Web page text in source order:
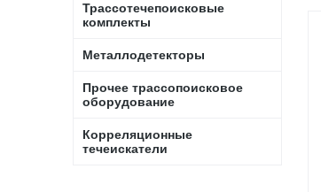
Трассотечепоисковые
комплекты
Металлодетекторы
Прочее трассопоисковое
оборудование
Корреляционные
течеискатели